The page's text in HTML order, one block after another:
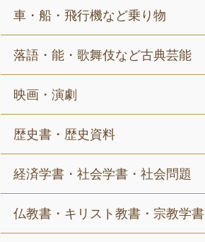
車・船・飛行機など乗り物
落語・能・歌舞伎など古典芸能
映画・演劇
歴史書・歴史資料
経済学書・社会学書・社会問題
仏教書・キリスト教書・宗教学書